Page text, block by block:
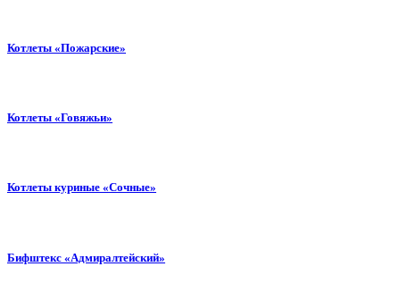
Котлеты «Пожарские»
Котлеты «Говяжьи»
Котлеты куриные «Сочные»
Бифштекс «Адмиралтейский»